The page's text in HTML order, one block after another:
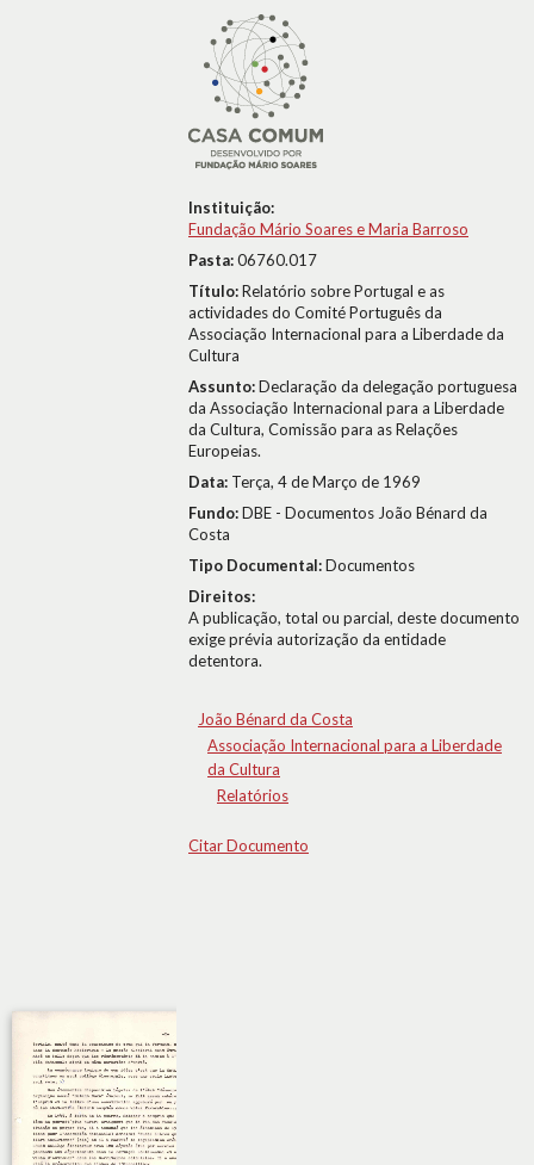
Instituição:
Fundação Mário Soares e Maria Barroso
Pasta:06760.017
Título:Relatório sobre Portugal e as
actividades do Comité Português da
Associação Internacional para a Liberdade da
Cultura
Assunto:Declaração da delegação portuguesa
da Associação Internacional para a Liberdade
da Cultura, Comissão para as Relações
Europeias.
Data: Terça, 4 de Março de 1969
Fundo:DBE - Documentos João Bénard da
Costa
Tipo Documental:Documentos
Direitos:
A publicação, total ou parcial, deste documento
exige prévia autorização da entidade
detentora.
João Bénard da Costa
Associação Internacional para a Liberdade
da Cultura
Relatórios
Citar Documento